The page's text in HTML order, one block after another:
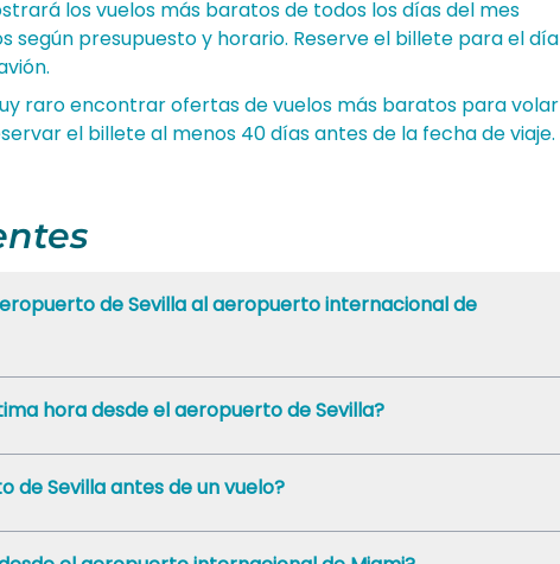
los vuelos más baratos de todos los días del mes
según presupuesto y horario. Reserve el billete para el día
raro encontrar ofertas de vuelos más baratos para volar
el billete al menos 40 días antes de la fecha de viaje.
de Sevilla al aeropuerto internacional de
hora desde el aeropuerto de Sevilla?
Sevilla antes de un vuelo?